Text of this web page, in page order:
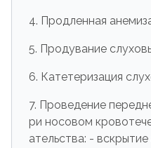
4. Продленная
5. Продувание
6. Катетеризация
7. Проведение
ри носовом
ательства: -